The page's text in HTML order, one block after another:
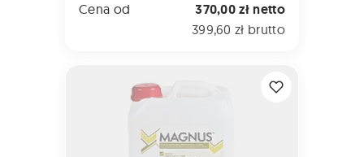
Cena od 370,00 zł netto
399,60 zł brutto